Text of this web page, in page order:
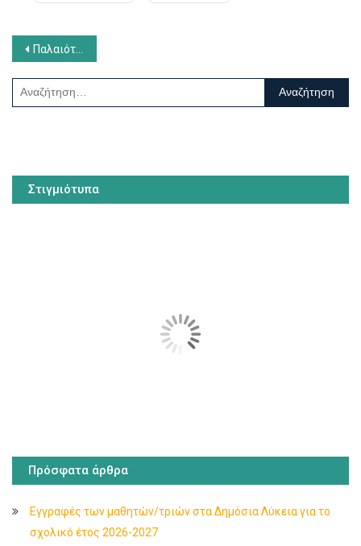
Πλοήγηση
άρθρων
Παλαιότερα άρθρα
Αναζήτηση
για:
Στιγμιότυπα
Πρόσφατα άρθρα
Εγγραφές των μαθητών/τριών στα Δημόσια Λύκεια για το
σχολικό έτος 2026-2027